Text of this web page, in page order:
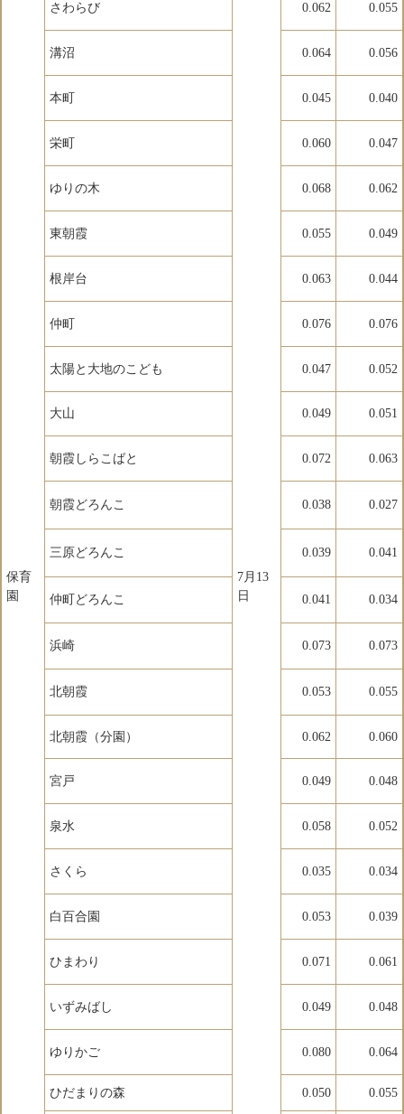
保育
園
7月13
日
さわらび 0.062 0.055
溝沼 0.064 0.056
本町 0.045 0.040
栄町 0.060 0.047
ゆりの木 0.068 0.062
東朝霞 0.055 0.049
根岸台 0.063 0.044
仲町 0.076 0.076
太陽と大地のこども 0.047 0.052
大山 0.049 0.051
朝霞しらこばと 0.072 0.063
朝霞どろんこ 0.038 0.027
三原どろんこ 0.039 0.041
仲町どろんこ 0.041 0.034
浜崎 0.073 0.073
北朝霞 0.053 0.055
北朝霞（分園） 0.062 0.060
宮戸 0.049 0.048
泉水 0.058 0.052
さくら 0.035 0.034
白百合園 0.053 0.039
ひまわり 0.071 0.061
いずみばし 0.049 0.048
ゆりかご 0.080 0.064
ひだまりの森 0.050 0.055